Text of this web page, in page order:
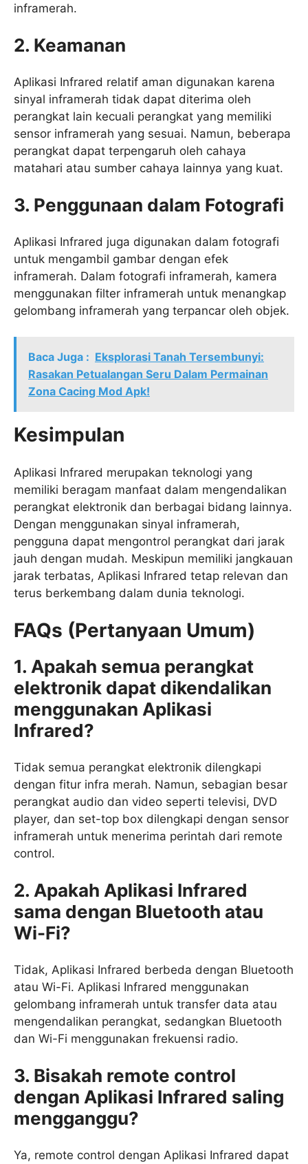
inframerah.
2. Keamanan
Aplikasi Infrared relatif aman digunakan karena
sinyal inframerah tidak dapat diterima oleh
perangkat lain kecuali perangkat yang memiliki
sensor inframerah yang sesuai. Namun, beberapa
perangkat dapat terpengaruh oleh cahaya
matahari atau sumber cahaya lainnya yang kuat.
3. Penggunaan dalam Fotografi
Aplikasi Infrared juga digunakan dalam fotografi
untuk mengambil gambar dengan efek
inframerah. Dalam fotografi inframerah, kamera
menggunakan filter inframerah untuk menangkap
gelombang inframerah yang terpancar oleh objek.
Baca Juga : Eksplorasi Tanah Tersembunyi:
Rasakan Petualangan Seru Dalam Permainan
Zona Cacing Mod Apk!
Kesimpulan
Aplikasi Infrared merupakan teknologi yang
memiliki beragam manfaat dalam mengendalikan
perangkat elektronik dan berbagai bidang lainnya.
Dengan menggunakan sinyal inframerah,
pengguna dapat mengontrol perangkat dari jarak
jauh dengan mudah. Meskipun memiliki jangkauan
jarak terbatas, Aplikasi Infrared tetap relevan dan
terus berkembang dalam dunia teknologi.
FAQs (Pertanyaan Umum)
1. Apakah semua perangkat
elektronik dapat dikendalikan
menggunakan Aplikasi
Infrared?
Tidak semua perangkat elektronik dilengkapi
dengan fitur infra merah. Namun, sebagian besar
perangkat audio dan video seperti televisi, DVD
player, dan set-top box dilengkapi dengan sensor
inframerah untuk menerima perintah dari remote
control.
2. Apakah Aplikasi Infrared
sama dengan Bluetooth atau
Wi-Fi?
Tidak, Aplikasi Infrared berbeda dengan Bluetooth
atau Wi-Fi. Aplikasi Infrared menggunakan
gelombang inframerah untuk transfer data atau
mengendalikan perangkat, sedangkan Bluetooth
dan Wi-Fi menggunakan frekuensi radio.
3. Bisakah remote control
dengan Aplikasi Infrared saling
mengganggu?
Ya, remote control dengan Aplikasi Infrared dapat